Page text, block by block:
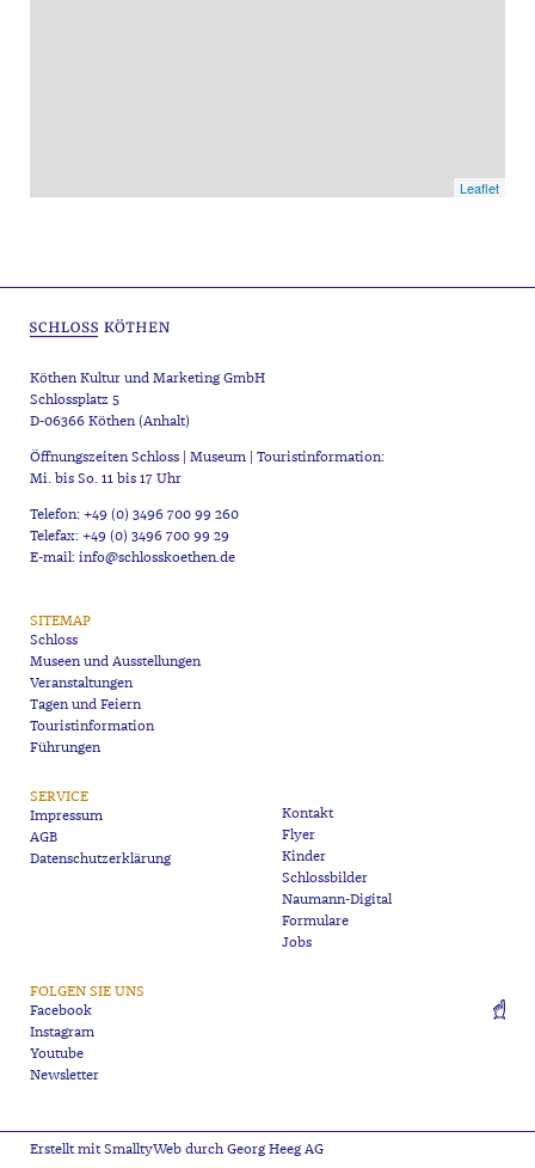
Leaflet
Köthen Kultur und Marketing GmbH
Schlossplatz 5
D-06366 Köthen (Anhalt)
Öffnungszeiten Schloss | Museum | Touristinformation:
Mi. bis So. 11 bis 17 Uhr
Telefon: +49 (0) 3496 700 99 260
Telefax: +49 (0) 3496 700 99 29
E-mail: info@schlosskoethen.de
SITEMAP
Schloss
Museen und Ausstellungen
Veranstaltungen
Tagen und Feiern
Touristinformation
Führungen
SERVICE
Impressum
AGB
Datenschutzerklärung
Kontakt
Flyer
Kinder
Schlossbilder
Naumann-Digital
Formulare
Jobs
FOLGEN SIE UNS
Facebook
Instagram
Youtube
Newsletter
Erstellt mit SmalltyWeb durch Georg Heeg AG